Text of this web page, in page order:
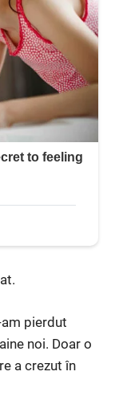
pierdut
noi. Doar o
a crezut în